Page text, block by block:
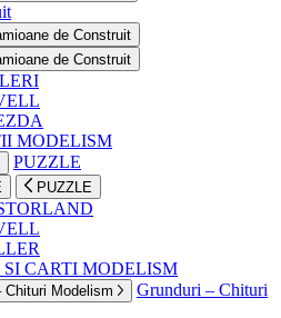
de Construit
de Construit
MODELISM
PUZZLE
PUZZLE
SI CARTI MODELISM
Chituri Modelism
Grunduri – Chituri